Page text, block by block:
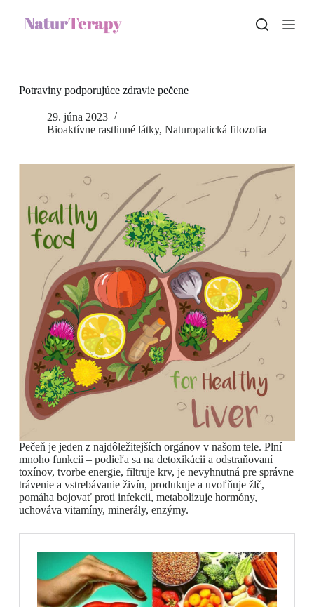
Potraviny podporujúce zdravie pečene
29. júna 2023
Bioaktívne rastlinné látky, Naturopatická filozofia
Pečeň je jeden z najdôležitejších orgánov v našom tele. Plní
mnoho funkcii – podieľa sa na detoxikácii a odstraňovaní
toxínov, tvorbe energie, filtruje krv, je nevyhnutná pre správne
trávenie a vstrebávanie živín, produkuje a uvoľňuje žlč,
pomáha bojovať proti infekcii, metabolizuje hormóny,
uchováva vitamíny, minerály, enzýmy.